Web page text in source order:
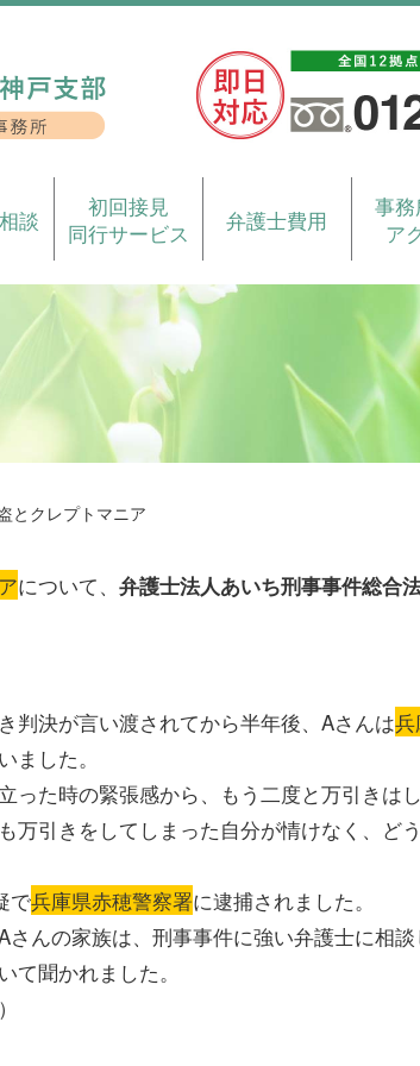
談
初回接見
同行サービス
弁護士費用
事
ア
とクレプトマニア
について、 弁護士法人あいち刑事事件総合
判決が言い渡されてから半年後、Aさんは
ました。
った時の緊張感から、もう二度と万引きは
万引きをしてしまった自分が情けなく、ど
で兵庫県赤穂警察署に逮捕されました。
んの家族は、刑事事件に強い弁護士に相談
て聞かれました。